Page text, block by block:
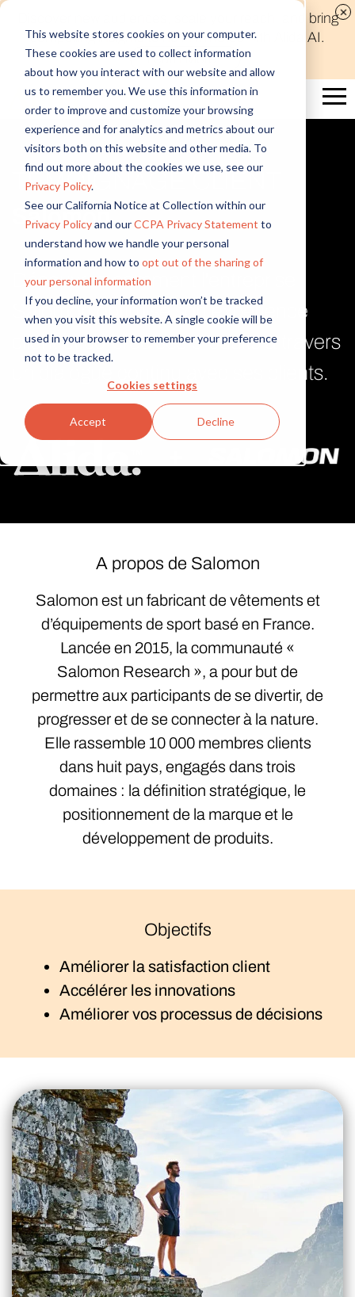
This website stores cookies on your computer.
These cookies are used to collect information
about how you interact with our website and allow
us to remember you. We use this information in
order to improve and customize your browsing
experience and for analytics and metrics about our
visitors both on this website and other media. To
find out more about the cookies we use, see our
Privacy Policy.
See our California Notice at Collection within our
Privacy Policyand ourCCPA Privacy Statement to
understand how we handle your personal
information and how to opt out of the sharing of
your personal information
If you decline, your information won’t be tracked
when you visit this website. A single cookie will be
used in your browser to remember your preference
not to be tracked.
Cookies settings
Accept Decline
Discover new audiences, scale your reach, and bring
compelling insights to life in minutes with Alida AI.
Learn More
TÉMOIGNAGE CLIENT
Salomon
Découvrez comment l'entreprise
Salomon optimise son expérience
client et co-crée ses produits à travers
un dialogue continu avec ses clients.
A propos de Salomon
Salomon est un fabricant de vêtements et
d’équipements de sport basé en France.
Lancée en 2015, la communauté «
Salomon Research », a pour but de
permettre aux participants de se divertir, de
progresser et de se connecter à la nature.
Elle rassemble 10 000 membres clients
dans huit pays, engagés dans trois
domaines : la définition stratégique, le
positionnement de la marque et le
développement de produits.
Objectifs
Améliorer la satisfaction client
Accélérer les innovations
Améliorer vos processus de décisions